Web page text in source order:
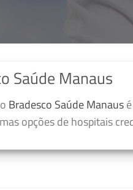
Saúde Manaus
Bradesco Saúde Manaus
opções de hospitais